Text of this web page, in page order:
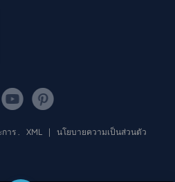
าร . XML |
นโยบายความเป็นส่วนตัว